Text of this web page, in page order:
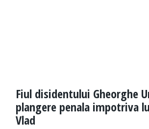
Fiul disidentului Gheorghe
plangere penala impotriva
Vlad